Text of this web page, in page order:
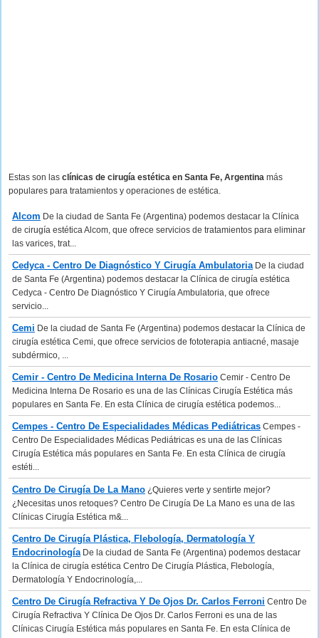
Estas son las clínicas de cirugía estética en Santa Fe, Argentina más
populares para tratamientos y operaciones de estética.
Alcom De la ciudad de Santa Fe (Argentina) podemos destacar la Clínica
de cirugía estética Alcom, que ofrece servicios de tratamientos para eliminar
las varices, trat...
Cedyca - Centro De Diagnóstico Y Cirugía AmbulatoriaDe la ciudad
de Santa Fe (Argentina) podemos destacar la Clínica de cirugía estética
Cedyca - Centro De Diagnóstico Y Cirugía Ambulatoria, que ofrece
servicio...
Cemi De la ciudad de Santa Fe (Argentina) podemos destacar la Clínica de
cirugía estética Cemi, que ofrece servicios de fototerapia antiacné, masaje
subdérmico, ...
Cemir - Centro De Medicina Interna De Rosario Cemir - Centro De
Medicina Interna De Rosario es una de las Clínicas Cirugía Estética más
populares en Santa Fe. En esta Clínica de cirugía estética podemos...
Cempes - Centro De Especialidades Médicas Pediátricas Cempes -
Centro De Especialidades Médicas Pediátricas es una de las Clínicas
Cirugía Estética más populares en Santa Fe. En esta Clínica de cirugía
estéti...
Centro De Cirugía De La Mano ¿Quieres verte y sentirte mejor?
¿Necesitas unos retoques? Centro De Cirugía De La Mano es una de las
Clínicas Cirugía Estética m&...
Centro De Cirugía Plástica, Flebología, Dermatología Y
EndocrinologíaDe la ciudad de Santa Fe (Argentina) podemos destacar
la Clínica de cirugía estética Centro De Cirugía Plástica, Flebología,
Dermatología Y Endocrinología,...
Centro De Cirugía Refractiva Y De Ojos Dr. Carlos Ferroni Centro De
Cirugía Refractiva Y Clínica De Ojos Dr. Carlos Ferroni es una de las
Clínicas Cirugía Estética más populares en Santa Fe. En esta Clínica de